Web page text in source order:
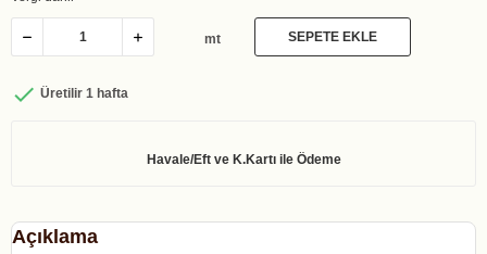
mt SEPETE EKLE
 Üretilir 1 hafta
Açıklama